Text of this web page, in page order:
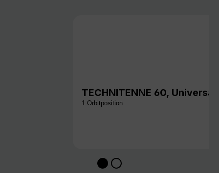
TECHNITENNE 60,
1 Orbitposition